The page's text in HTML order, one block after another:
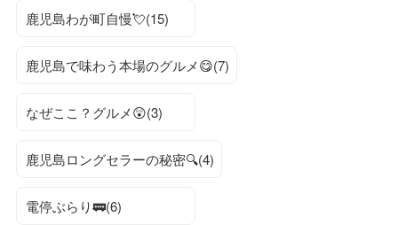
鹿児島わが町自慢💘(15)
鹿児島で味わう本場のグルメ😋(7)
なぜここ？グルメ😲(3)
鹿児島ロングセラーの秘密🔍(4)
電停ぶらり🚃(6)